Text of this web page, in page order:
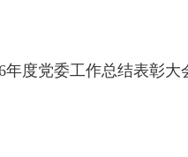
年度党委工作总结表彰大